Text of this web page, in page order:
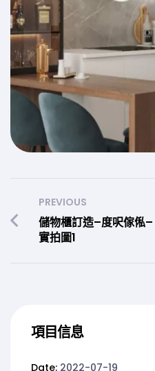
PREVIOUS
儲物櫃訂造–度呎傢俬–
實拍圖1
項目信息
Date: 2022-07-19